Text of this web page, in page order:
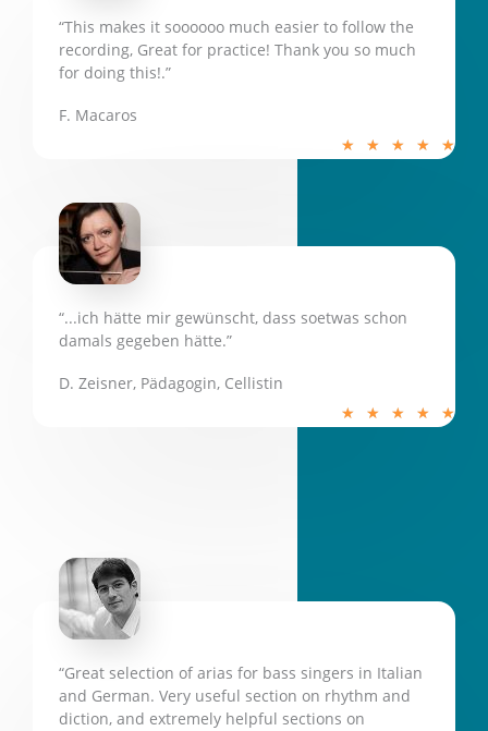
“This makes it soooooo much easier to follow the
recording, Great for practice! Thank you so much
for doing this!.”
★ ★ ★ ★ ★5
F. Macaros
“...ich hätte mir gewünscht, dass soetwas schon
damals gegeben hätte.”
★ ★ ★ ★ ★5
D. Zeisner, Pädagogin, Cellistin
“Great selection of arias for bass singers in Italian
and German. Very useful section on rhythm and
diction, and extremely helpful sections on